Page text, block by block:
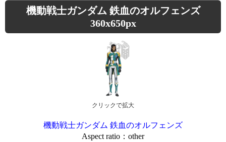
機動戦士ガンダム 鉄血のオルフェンズ
360x650px
クリックで拡大
機動戦士ガンダム 鉄血のオルフェンズ
Aspect ratio：other